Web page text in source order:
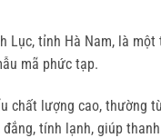
Lục, tỉnh Hà Nam, là
mã phức tạp.
lượng cao, thường
tính lạnh, giúp